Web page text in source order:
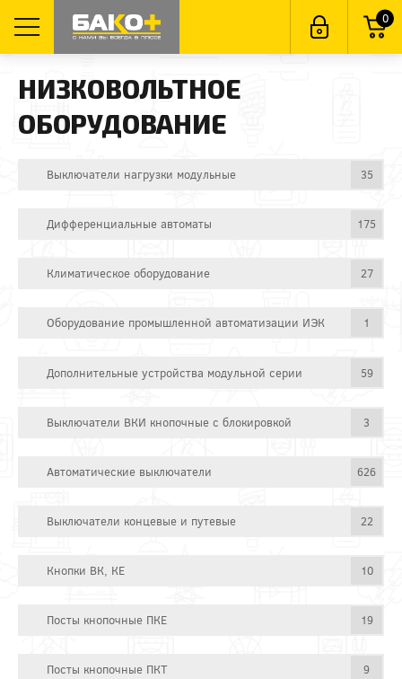
0
НИЗКОВОЛЬТНОЕ
ОБОРУДОВАНИЕ
Выключатели нагрузки модульные 35
Дифференциальные автоматы 175
Климатическое оборудование 27
Оборудование промышленной автоматизации ИЭК 1
Дополнительные устройства модульной серии 59
Выключатели ВКИ кнопочные с блокировкой 3
Автоматические выключатели 626
Выключатели концевые и путевые 22
Кнопки ВК, КЕ 10
Посты кнопочные ПКЕ 19
Посты кнопочные ПКТ 9